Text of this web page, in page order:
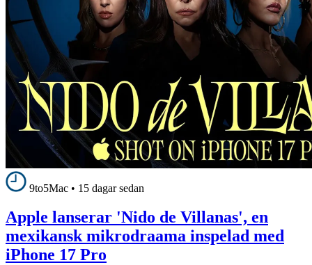
9to5Mac • 15 dagar sedan
Apple lanserar 'Nido de Villanas', en
mexikansk mikrodraama inspelad med
iPhone 17 Pro